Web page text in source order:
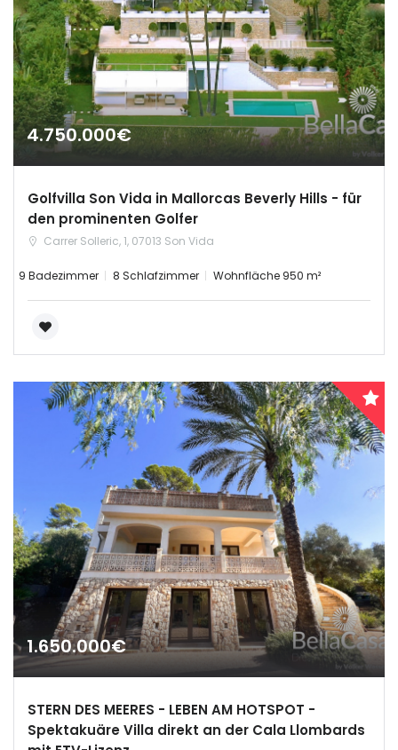
4.750.000€
Golfvilla Son Vida in Mallorcas Beverly Hills - für
den prominenten Golfer
Carrer Solleric, 1, 07013 Son Vida
9 Badezimmer 8 Schlafzimmer Wohnfläche 950 m²
1.650.000€
STERN DES MEERES - LEBEN AM HOTSPOT -
Spektakuäre Villa direkt an der Cala Llombards